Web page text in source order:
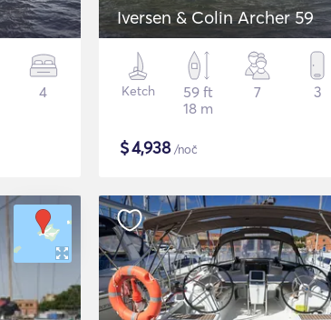
4
Iversen & Colin Archer 59
Ketch
59 ft
18 m
7 3
$4,938/noč